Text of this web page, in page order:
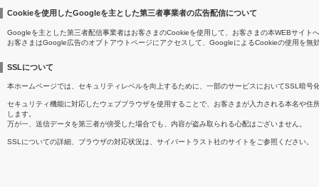
Cookieを使用したGoogleを主とした第三者事業者の広告配信について
Googleを主とした第三者配信事業者はお客さまのCookieを使用して、お客さまの本WEBサイト
お客さまはGoogle広告のオプトアウトページにアクセスして、GoogleによるCookieの使用を無
SSLについて
本ホームページでは、セキュリティレベルを向上するために、一部のサービスにおいてSSL暗号
セキュリティ機能に対応したウェブブラウザを使用することで、お客さまが入力される本名や
します。
万が一、送信データを第三者が傍受した場合でも、内容が盗み取られる心配はございません。
SSLについての詳細、ブラウザの対応状況は、サイバートラスト社のサイトをご参照ください。